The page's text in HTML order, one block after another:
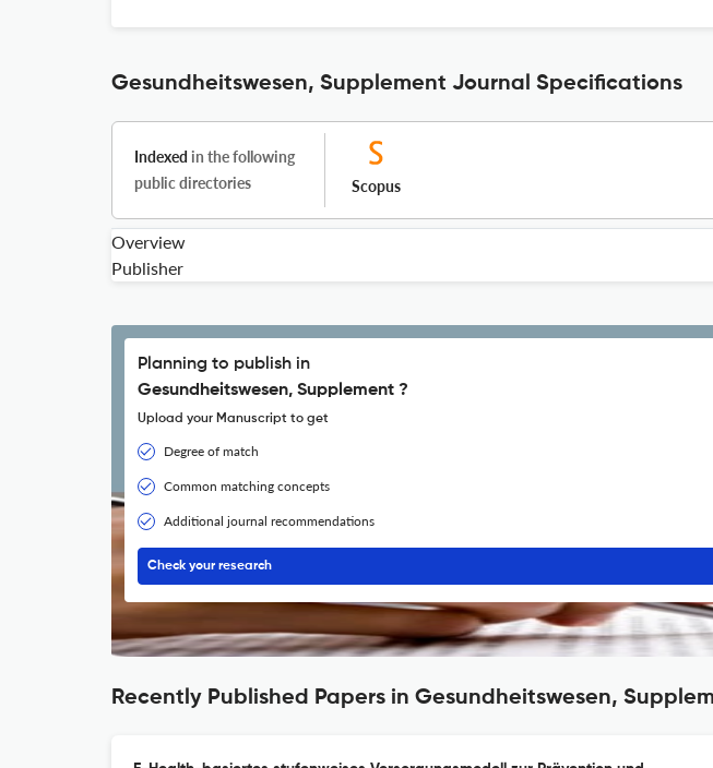
Gesundheitswesen, Supplement Journal Specifications
Indexed in the following
public directories
Scopus
Overview
Publisher
Planning to publish in
Gesundheitswesen, Supplement ?
Upload your Manuscript to get
Degree of match
Common matching concepts
Additional journal recommendations
Check your research
Recently Published Papers in Gesundheitswesen,